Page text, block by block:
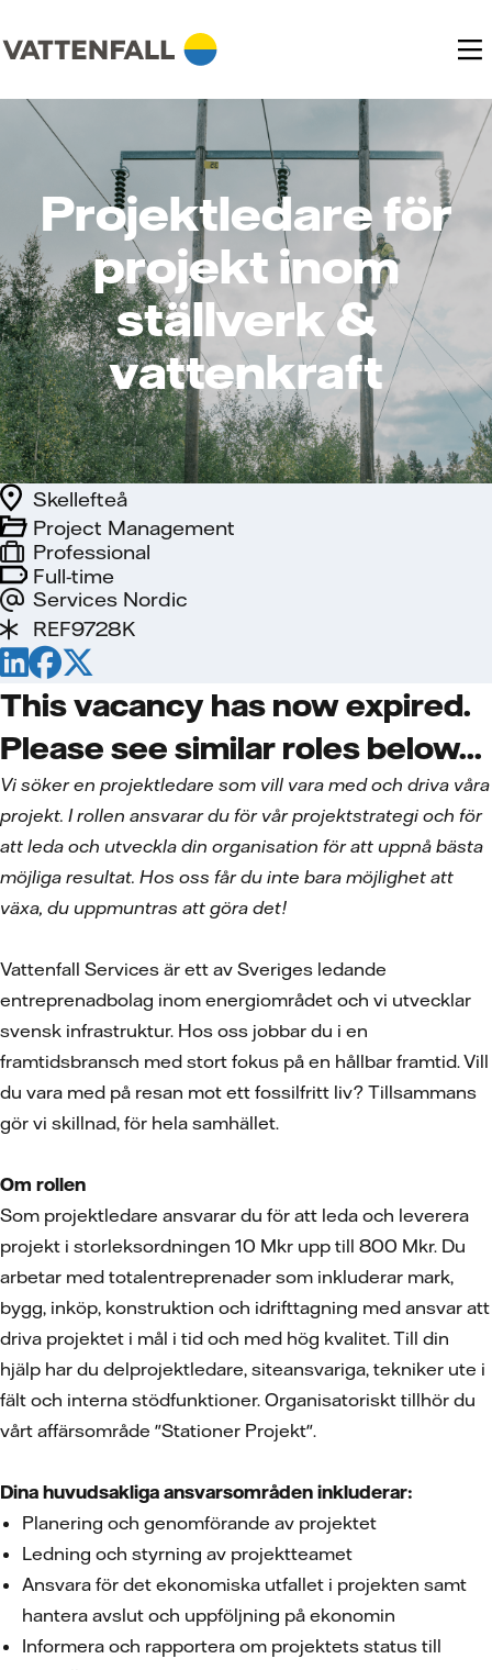
Projektledare för
projekt inom
ställverk &
vattenkraft
Full-time
Services Nordic
Project Management
Skellefteå
Professional
REF9728K
This vacancy has now expired.
Please see similar roles below...
Vi söker en projektledare som vill vara med och driva våra
projekt. I rollen ansvarar du för vår projektstrategi och för
att leda och utveckla din organisation för att uppnå bästa
möjliga resultat. Hos oss får du inte bara möjlighet att
växa, du uppmuntras att göra det!
Vattenfall Services är ett av Sveriges ledande
entreprenadbolag inom energiområdet och vi utvecklar
svensk infrastruktur. Hos oss jobbar du i en
framtidsbransch med stort fokus på en hållbar framtid. Vill
du vara med på resan mot ett fossilfritt liv? Tillsammans
gör vi skillnad, för hela samhället.
Om rollen
Som projektledare ansvarar du för att leda och leverera
projekt i storleksordningen 10 Mkr upp till 800 Mkr. Du
arbetar med totalentreprenader som inkluderar mark,
bygg, inköp, konstruktion och idrifttagning med ansvar att
driva projektet i mål i tid och med hög kvalitet. Till din
hjälp har du delprojektledare, siteansvariga, tekniker ute i
fält och interna stödfunktioner. Organisatoriskt tillhör du
vårt affärsområde "Stationer Projekt".
Dina huvudsakliga ansvarsområden inkluderar:
Planering och genomförande av projektet
Ledning och styrning av projektteamet
Ansvara för det ekonomiska utfallet i projekten samt
hantera avslut och uppföljning på ekonomin
Informera och rapportera om projektets status till